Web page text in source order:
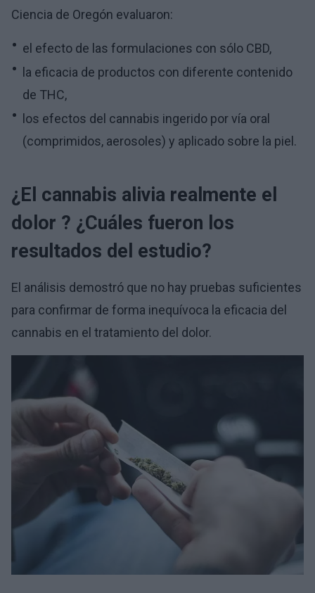
Ciencia de Oregón evaluaron:
el efecto de las formulaciones con sólo CBD,
la eficacia de productos con diferente contenido
de THC,
los efectos del cannabis ingerido por vía oral
(comprimidos, aerosoles) y aplicado sobre la piel.
¿El cannabis alivia realmente el
dolor ? ¿Cuáles fueron los
resultados del estudio?
El análisis demostró que no hay pruebas suficientes
para confirmar de forma inequívoca la eficacia del
cannabis en el tratamiento del dolor.